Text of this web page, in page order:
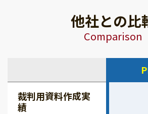
他社との比
Comparison
裁判用資料作成実
績